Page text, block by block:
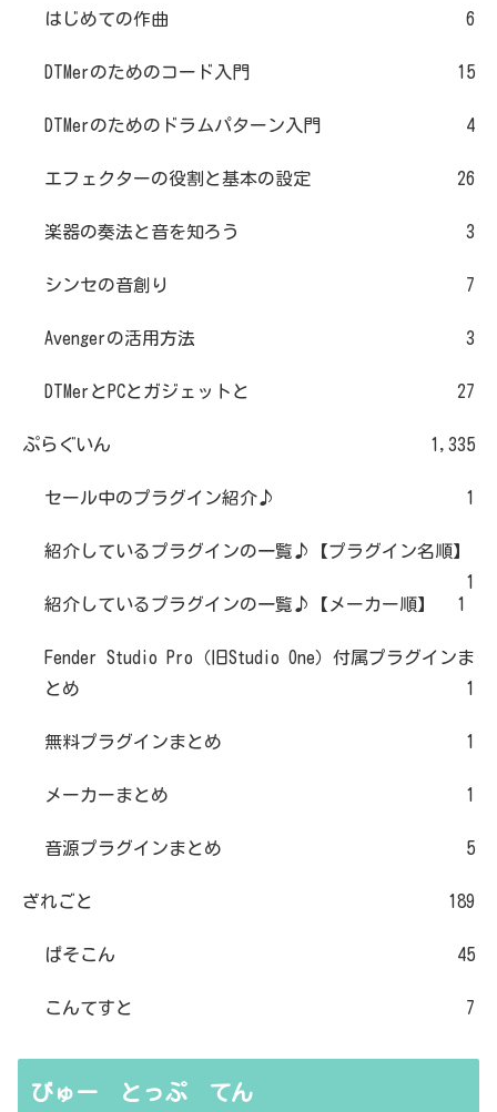
はじめての作曲 6
DTMerのためのコード入門 15
DTMerのためのドラムパターン入門 4
エフェクターの役割と基本の設定 26
楽器の奏法と音を知ろう 3
シンセの音創り 7
Avengerの活用方法 3
DTMerとPCとガジェットと 27
ぷらぐいん 1,335
セール中のプラグイン紹介♪ 1
紹介しているプラグインの一覧♪【プラグイン名順】
1
紹介しているプラグインの一覧♪【メーカー順】
1
Fender Studio Pro（旧Studio One）付属プラグインま
とめ
1
無料プラグインまとめ 1
メーカーまとめ 1
音源プラグインまとめ 5
ざれごと 189
ぱそこん 45
こんてすと 7
びゅー とっぷ てん